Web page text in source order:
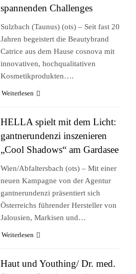
spannenden Challenges
Sulzbach (Taunus) (ots) – Seit fast 20
Jahren begeistert die Beautybrand
Catrice aus dem Hause cosnova mit
innovativen, hochqualitativen
Kosmetikprodukten….
Weiterlesen
HELLA spielt mit dem Licht:
gantnerundenzi inszenieren
„Cool Shadows“ am Gardasee
Wien/Abfaltersbach (ots) – Mit einer
neuen Kampagne von der Agentur
gantnerundenzi präsentiert sich
Österreichs führender Hersteller von
Jalousien, Markisen und…
Weiterlesen
Haut und Youthing/ Dr. med.